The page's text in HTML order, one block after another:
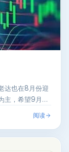
达也在8月份迎
主，希望9月份
阅读